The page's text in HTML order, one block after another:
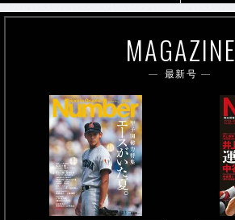
MAGAZINE
最新号